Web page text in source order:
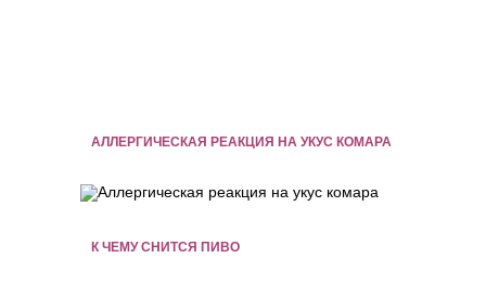
АЛЛЕРГИЧЕСКАЯ РЕАКЦИЯ НА УКУС КОМАРА
К ЧЕМУ СНИТСЯ ПИВО